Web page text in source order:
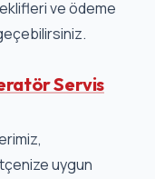
ve ödeme
Servis
uygun